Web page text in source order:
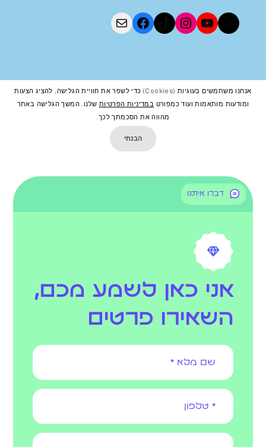
אנחנו משתמשים בעוגיות (cookies) כדי לשפר את חוויית הגלישה, להציג הצעות
ומודעות מותאמות ועוד כמפורט במדיניות הפרטיות שלנו. המשך הגלישה באתר
מהווה את הסכמתך לכך.
הבנתי
דברו איתנו
אני כאן לשמע מכם,
השאירו פרטים